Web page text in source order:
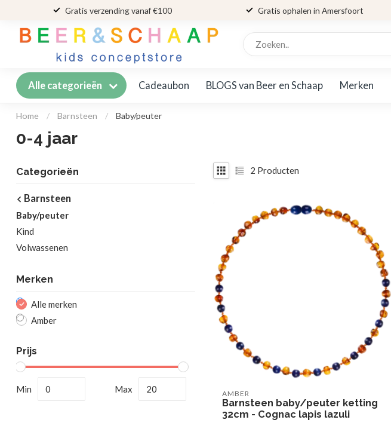
Gratis verzending vanaf €100 Gratis ophalen in Amersfoort
Alle categorieën Cadeaubon BLOGS van Beer en Schaap Merken
Home / Barnsteen / Baby/peuter
0-4 jaar
Categorieën
Barnsteen
Baby/peuter
Kind
Volwassenen
Merken
Alle merken
Amber
Prijs
Min Max
2 Producten
AMBER
Barnsteen baby/peuter ketting
32cm - Cognac lapis lazuli